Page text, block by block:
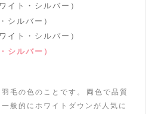
イト・シルバー）
シルバー）
イト・シルバー）
シルバー）
毛の色のことです。両色で品質
般的にホワイトダウンが人気に